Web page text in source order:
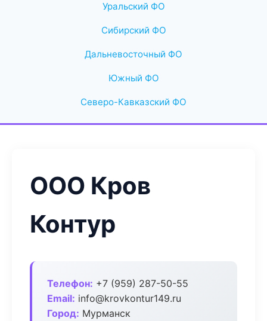
Уральский ФО
Сибирский ФО
Дальневосточный ФО
Южный ФО
Северо-Кавказский ФО
ООО Кров
Контур
Телефон: +7 (959) 287-50-55
Email: info@krovkontur149.ru
Город: Мурманск